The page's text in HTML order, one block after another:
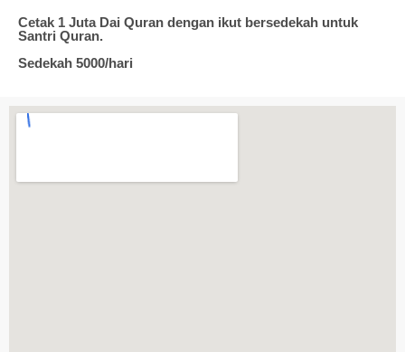
Cetak 1 Juta Dai Quran dengan ikut bersedekah untuk
Santri Quran.
Sedekah 5000/hari